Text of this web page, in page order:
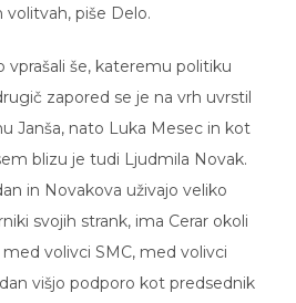
volitvah, piše Delo.
vprašali še, kateremu politiku
zapored se je na vrh uvrstil
Janša, nato Luka Mesec in kot
blizu je tudi Ljudmila Novak.
in Novakova uživajo veliko
svojih strank, ima Cerar okoli
volivci SMC, med volivci
višjo podporo kot predsednik